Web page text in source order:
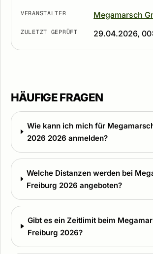
VERANSTALTER Megamarsch
ZULETZT GEPRÜFT 29.04.2026,
HÄUFIGE FRAGEN
Wie kann ich mich für
2026 2026 anmelden?
Welche Distanzen werden bei
Freiburg 2026 angeboten?
Gibt es ein Zeitlimit beim
Freiburg 2026?